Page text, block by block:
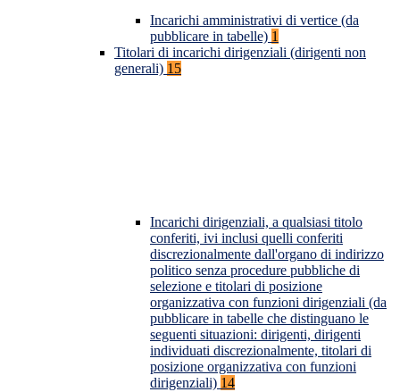
Incarichi amministrativi di vertice (da
pubblicare in tabelle) 1
Titolari di incarichi dirigenziali (dirigenti non
generali) 15
Incarichi dirigenziali, a qualsiasi titolo
conferiti, ivi inclusi quelli conferiti
discrezionalmente dall'organo di indirizzo
politico senza procedure pubbliche di
selezione e titolari di posizione
organizzativa con funzioni dirigenziali (da
pubblicare in tabelle che distinguano le
seguenti situazioni: dirigenti, dirigenti
individuati discrezionalmente, titolari di
posizione organizzativa con funzioni
dirigenziali) 14